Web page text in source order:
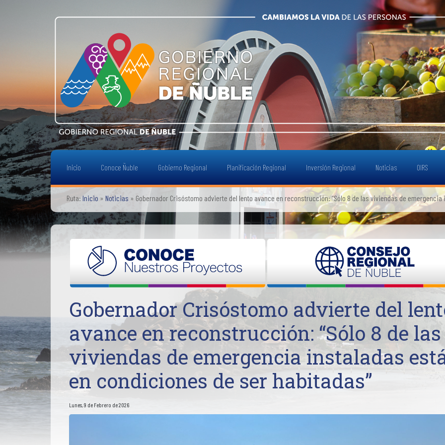
Inicio Conoce Ñuble Gobierno Regional Planificación Regional Inversión Regional Noticias OIRS
Ruta: Inicio » Noticias » Gobernador Crisóstomo advierte del lento avance en reconstrucción: “Sólo 8 de las viviendas de
Gobernador Crisóstomo advierte del
avance en reconstrucción: “Sólo 8 de las
viviendas de emergencia instaladas
en condiciones de ser habitadas”
Lunes, 9 de Febrero de 2026